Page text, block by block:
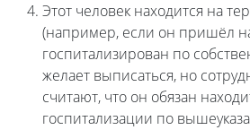
Этот человек находится на
(например, если он пришёл
госпитализирован по
желает выписаться, но
считают, что он обязан
госпитализации по